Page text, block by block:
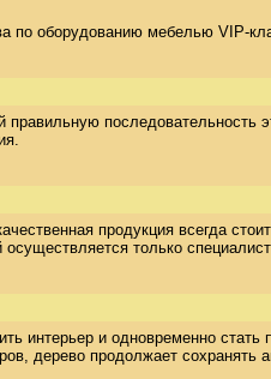
оборудованию мебелью
продукция всегда
только
интерьер и одновременно
продолжает